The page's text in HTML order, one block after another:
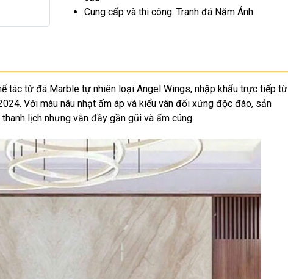
Cung cấp và thi công: Tranh đá Năm Ánh
tác từ đá Marble tự nhiên loại Angel Wings, nhập khẩu trực tiếp từ
Với màu nâu nhạt ấm áp và kiểu vân đối xứng độc đáo, sản
lịch nhưng vẫn đầy gần gũi và ấm cúng.